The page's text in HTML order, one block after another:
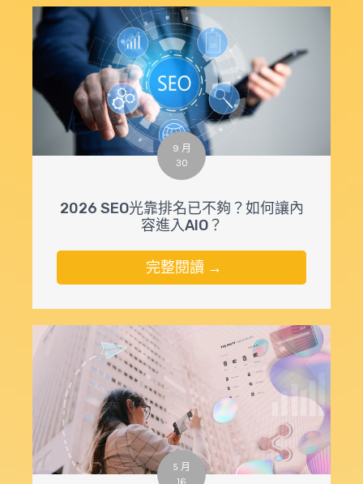
9 月
30
2026 SEO光靠排名已不夠？如何讓內
容進入AIO？
完整閱讀 →
5 月